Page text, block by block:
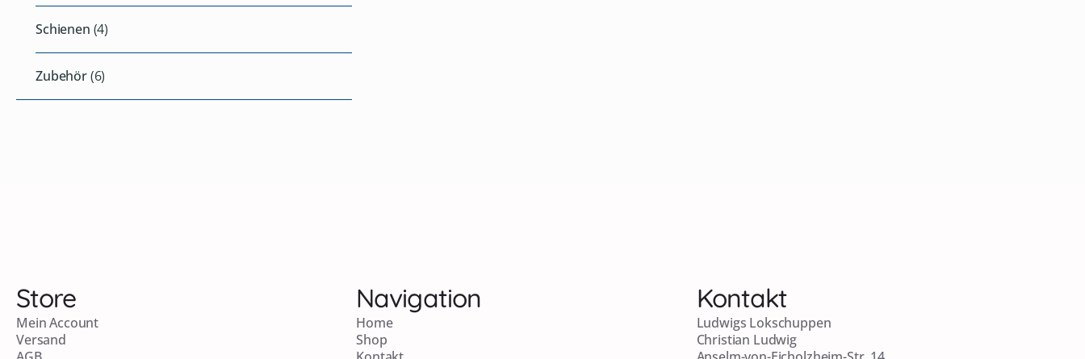
Schienen (4)
Zubehör(6)
Store
Mein Account
Versand
Navigation
Home
Shop
Kontakt
Ludwigs Lokschuppen
Christian Ludwig